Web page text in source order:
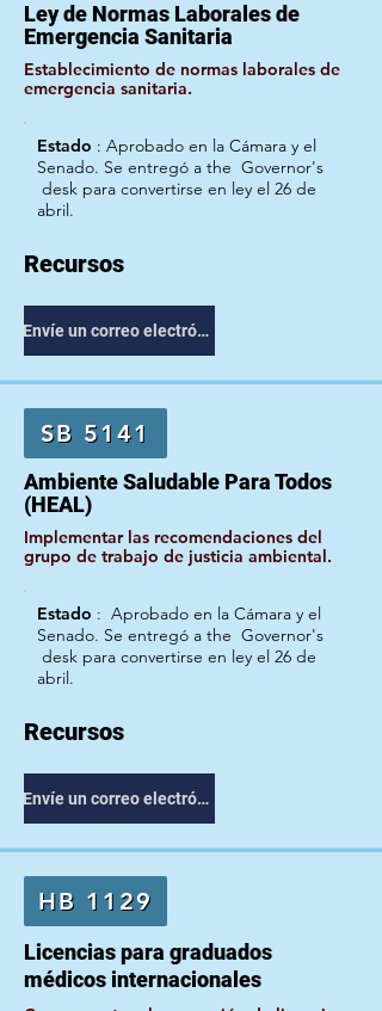
Ley de Normas Laborales de
Emergencia Sanitaria
Establecimiento de normas laborales de
emergencia sanitaria.
Estado : Aprobado en la Cámara y el
Senado. Se entregó a the Governor's
desk para convertirse en ley el 26 de
abril.
Recursos
Envíe un correo electrónico a su representante
SB 5141
Ambiente Saludable Para Todos
(HEAL)
Implementar las recomendaciones del
grupo de trabajo de justicia ambiental.
Estado : Aprobado en la Cámara y el
Senado. Se entregó a the Governor's
desk para convertirse en ley el 26 de
abril.
Recursos
Envíe un correo electrónico a su representante
HB 1129
Licencias para graduados
médicos internacionales